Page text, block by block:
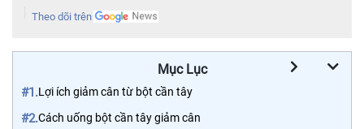
Theo dõi trên
Mục Lục
#1.Lợi ích giảm cân từ bột cần tây
#2.Cách uống bột cần tây giảm cân